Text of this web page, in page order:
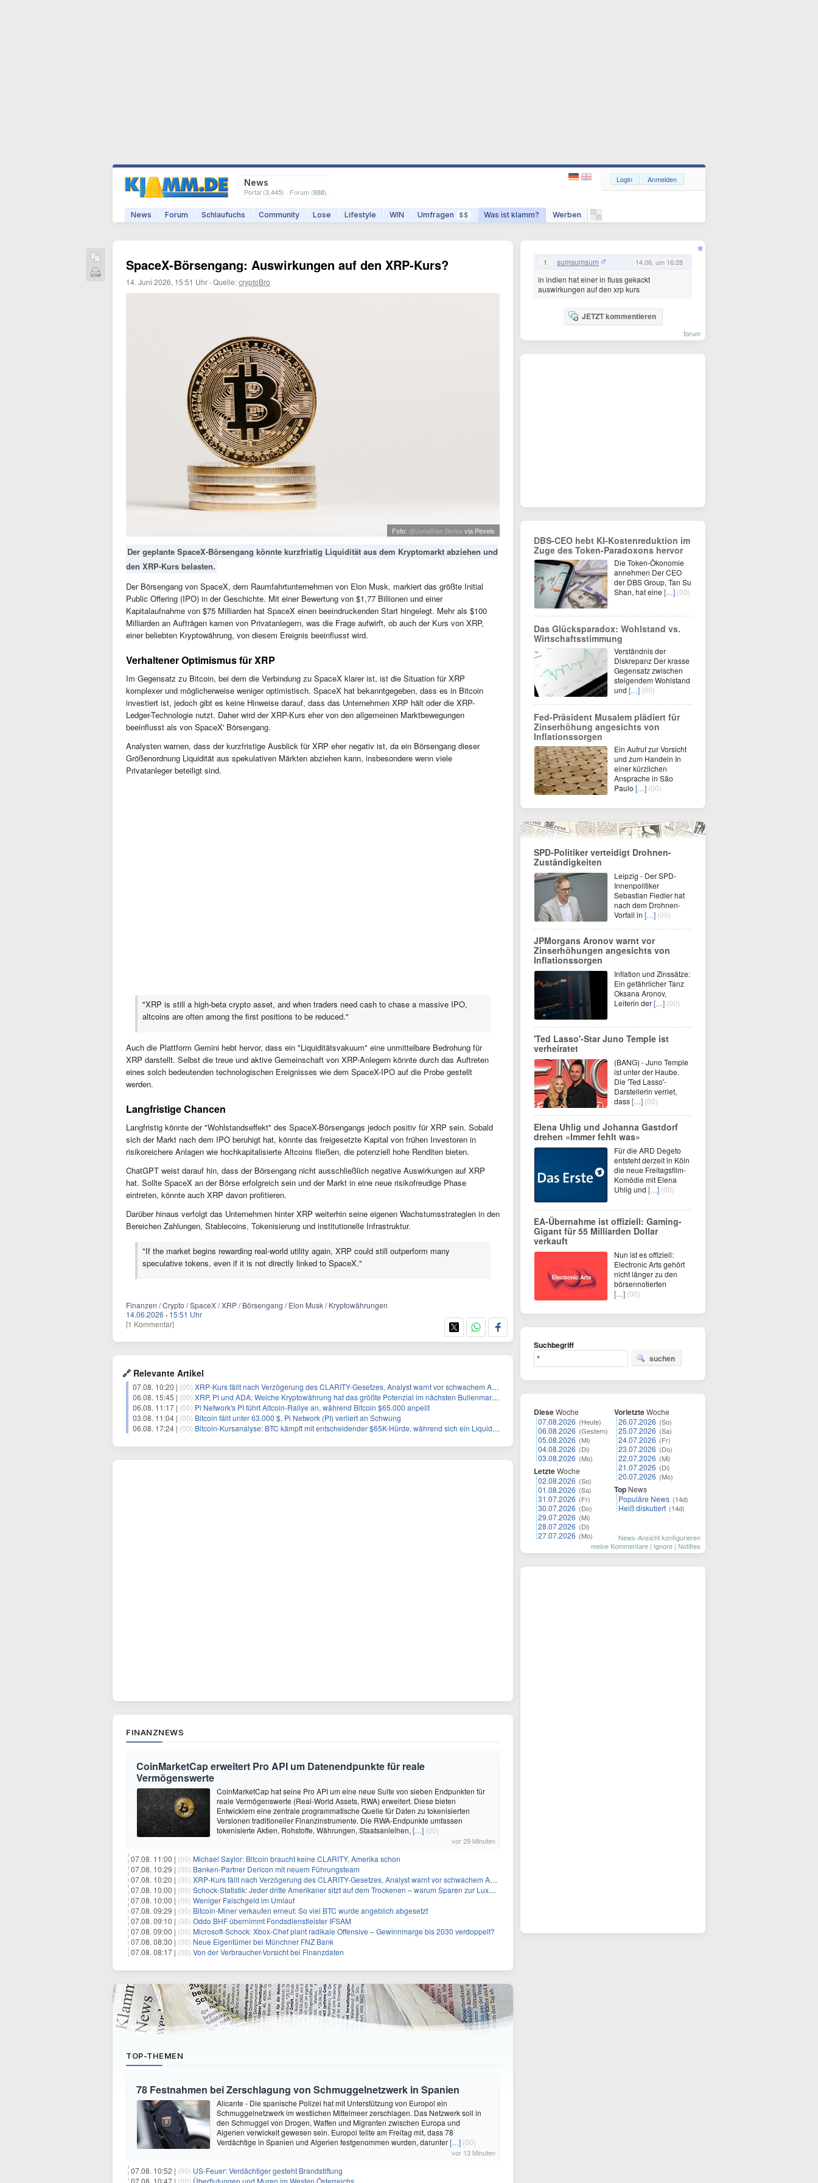
News
Portal (3.445) · Forum (888)
News Forum Schlaufuchs Community Lose Lifestyle WIN Umfragen $$ Was ist klamm? Werben
Login Anmelden
SpaceX-Börsengang: Auswirkungen auf den XRP-Kurs?
14. Juni 2026, 15:51 Uhr ·Quelle:cryptoBro
Foto: @Jonathan Borba via Pexels
Der geplante SpaceX-Börsengang könnte kurzfristig Liquidität aus dem Kryptomarkt abziehen und
den XRP-Kurs belasten.
Der Börsengang von SpaceX, dem Raumfahrtunternehmen von Elon Musk, markiert das größte Initial
Public Offering (IPO) in der Geschichte. Mit einer Bewertung von $1,77 Billionen und einer
Kapitalaufnahme von $75 Milliarden hat SpaceX einen beeindruckenden Start hingelegt. Mehr als $100
Milliarden an Aufträgen kamen von Privatanlegern, was die Frage aufwirft, ob auch der Kurs von XRP,
einer beliebten Kryptowährung, von diesem Ereignis beeinflusst wird.
Verhaltener Optimismus für XRP
Im Gegensatz zu Bitcoin, bei dem die Verbindung zu SpaceX klarer ist, ist die Situation für XRP
komplexer und möglicherweise weniger optimistisch. SpaceX hat bekanntgegeben, dass es in Bitcoin
investiert ist, jedoch gibt es keine Hinweise darauf, dass das Unternehmen XRP hält oder die XRP-
Ledger-Technologie nutzt. Daher wird der XRP-Kurs eher von den allgemeinen Marktbewegungen
beeinflusst als von SpaceX' Börsengang.
Analysten warnen, dass der kurzfristige Ausblick für XRP eher negativ ist, da ein Börsengang dieser
Größenordnung Liquidität aus spekulativen Märkten abziehen kann, insbesondere wenn viele
Privatanleger beteiligt sind.
"XRP is still a high-beta crypto asset, and when traders need cash to chase a massive IPO,
altcoins are often among the first positions to be reduced."
Auch die Plattform Gemini hebt hervor, dass ein "Liquiditätsvakuum" eine unmittelbare Bedrohung für
XRP darstellt. Selbst die treue und aktive Gemeinschaft von XRP-Anlegern könnte durch das Auftreten
eines solch bedeutenden technologischen Ereignisses wie dem SpaceX-IPO auf die Probe gestellt
werden.
Langfristige Chancen
Langfristig könnte der "Wohlstandseffekt" des SpaceX-Börsengangs jedoch positiv für XRP sein. Sobald
sich der Markt nach dem IPO beruhigt hat, könnte das freigesetzte Kapital von frühen Investoren in
risikoreichere Anlagen wie hochkapitalisierte Altcoins fließen, die potenziell hohe Renditen bieten.
ChatGPT weist darauf hin, dass der Börsengang nicht ausschließlich negative Auswirkungen auf XRP
hat. Sollte SpaceX an der Börse erfolgreich sein und der Markt in eine neue risikofreudige Phase
eintreten, könnte auch XRP davon profitieren.
Darüber hinaus verfolgt das Unternehmen hinter XRP weiterhin seine eigenen Wachstumsstrategien in den
Bereichen Zahlungen, Stablecoins, Tokenisierung und institutionelle Infrastruktur.
"If the market begins rewarding real-world utility again, XRP could still outperform many
speculative tokens, even if it is not directly linked to SpaceX."
Finanzen / Crypto / SpaceX / XRP / Börsengang / Elon Musk / Kryptowährungen
14.06.2026 · 15:51 Uhr
[1 Kommentar]
🔗 Relevante Artikel
07.08. 10:20 | (00) XRP-Kurs fällt nach Verzögerung des CLARITY-Gesetzes, Analyst warnt vor schwachem August-Trend
06.08. 15:45 | (00) XRP, PI und ADA: Welche Kryptowährung hat das größte Potenzial im nächsten Bullenmarkt?
06.08. 11:17 | (00) Pi Network's PI führt Altcoin-Rallye an, während Bitcoin $65.000 anpeilt
03.08. 11:04 | (00) Bitcoin fällt unter 63.000 $, Pi Network (PI) verliert an Schwung
06.08. 17:24 | (00) Bitcoin-Kursanalyse: BTC kämpft mit entscheidender $65K-Hürde, während sich ein Liquidationscluster aufbaut
FINANZNEWS
CoinMarketCap erweitert Pro API um Datenendpunkte für reale
Vermögenswerte
CoinMarketCap hat seine Pro API um eine neue Suite von sieben Endpunkten für
reale Vermögenswerte (Real-World Assets, RWA) erweitert. Diese bieten
Entwicklern eine zentrale programmatische Quelle für Daten zu tokenisierten
Versionen traditioneller Finanzinstrumente. Die RWA-Endpunkte umfassen
tokenisierte Aktien, Rohstoffe, Währungen, Staatsanleihen, […] (00)
vor 29 Minuten
07.08. 11:00 | (00) Michael Saylor: Bitcoin braucht keine CLARITY, Amerika schon
07.08. 10:29 | (00) Banken-Partner Dericon mit neuem Führungsteam
07.08. 10:20 | (00) XRP-Kurs fällt nach Verzögerung des CLARITY-Gesetzes, Analyst warnt vor schwachem August-Trend
07.08. 10:00 | (00) Schock-Statistik: Jeder dritte Amerikaner sitzt auf dem Trockenen – warum Sparen zur Luxus-Aktivität wird
07.08. 10:00 | (00) Weniger Falschgeld im Umlauf
07.08. 09:29 | (00) Bitcoin-Miner verkaufen erneut: So viel BTC wurde angeblich abgesetzt
07.08. 09:10 | (00) Oddo BHF übernimmt Fondsdienstleister IFSAM
07.08. 09:00 | (00) Microsoft-Schock: Xbox-Chef plant radikale Offensive – Gewinnmarge bis 2030 verdoppelt?
07.08. 08:30 | (00) Neue Eigentümer bei Münchner FNZ Bank
07.08. 08:17 | (00) Von der Verbraucher-Vorsicht bei Finanzdaten
TOP-THEMEN
78 Festnahmen bei Zerschlagung von Schmuggelnetzwerk in Spanien
Alicante - Die spanische Polizei hat mit Unterstützung von Europol ein
Schmuggelnetzwerk im westlichen Mittelmeer zerschlagen. Das Netzwerk soll in
den Schmuggel von Drogen, Waffen und Migranten zwischen Europa und
Algerien verwickelt gewesen sein. Europol teilte am Freitag mit, dass 78
Verdächtige in Spanien und Algerien festgenommen wurden, darunter[…] (00)
vor 13 Minuten
07.08. 10:52 | (00) US-Feuer: Verdächtiger gesteht Brandstiftung
07.08. 10:47 | (00) Überflutungen und Muren im Westen Österreichs
1 sumsumsum 14.06. um 16:28
in indien hat einer in fluss gekackt
auswirkungen auf den xrp kurs
JETZT kommentieren
forum
DBS-CEO hebt KI-Kostenreduktion im
Zuge des Token-Paradoxons hervor
Die Token-Ökonomie
annehmen Der CEO
der DBS Group, Tan Su
Shan, hat eine […] (00)
Das Glücksparadox: Wohlstand vs.
Wirtschaftsstimmung
Verständnis der
Diskrepanz Der krasse
Gegensatz zwischen
steigendem Wohlstand
und […] (00)
Fed-Präsident Musalem plädiert für
Zinserhöhung angesichts von
Inflationssorgen
Ein Aufruf zur Vorsicht
und zum Handeln In
einer kürzlichen
Ansprache in São
Paulo […] (00)
SPD-Politiker verteidigt Drohnen-
Zuständigkeiten
Leipzig - Der SPD-
Innenpolitiker
Sebastian Fiedler hat
nach dem Drohnen-
Vorfall in […] (00)
JPMorgans Aronov warnt vor
Zinserhöhungen angesichts von
Inflationssorgen
Inflation und Zinssätze:
Ein gefährlicher Tanz
Oksana Aronov,
Leiterin der[…] (00)
'Ted Lasso'-Star Juno Temple ist
verheiratet
(BANG) - Juno Temple
ist unter der Haube.
Die 'Ted Lasso'-
Darstellerin verriet,
dass[…] (00)
Elena Uhlig und Johanna Gastdorf
drehen «Immer fehlt was»
Für die ARD Degeto
entsteht derzeit in Köln
die neue Freitagsfilm-
Komödie mit Elena
Uhlig und […] (00)
EA-Übernahme ist offiziell: Gaming-
Gigant für 55 Milliarden Dollar
verkauft
Nun ist es offiziell:
Electronic Arts gehört
nicht länger zu den
börsennotierten
[…] (00)
Suchbegriff
suchen
DieseWoche
07.08.2026 (Heute)
06.08.2026 (Gestern)
05.08.2026 (Mi)
04.08.2026 (Di)
03.08.2026 (Mo)
LetzteWoche
02.08.2026 (So)
01.08.2026 (Sa)
31.07.2026 (Fr)
30.07.2026 (Do)
29.07.2026 (Mi)
28.07.2026 (Di)
27.07.2026 (Mo)
VorletzteWoche
26.07.2026 (So)
25.07.2026 (Sa)
24.07.2026 (Fr)
23.07.2026 (Do)
22.07.2026 (Mi)
21.07.2026 (Di)
20.07.2026 (Mo)
Top News
Populäre News (14d)
Heiß diskutiert (14d)
News-Ansicht konfigurieren
meine Kommentare | Ignore | Notifies